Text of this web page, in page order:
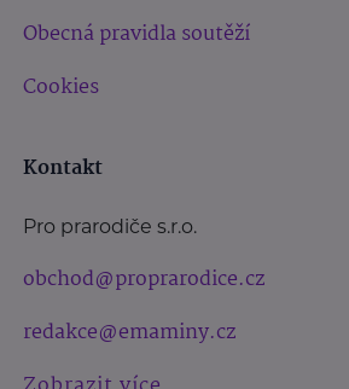
Obecná pravidla soutěží
Cookies
Kontakt
Pro prarodiče s.r.o.
obchod@proprarodice.cz
redakce@emaminy.cz